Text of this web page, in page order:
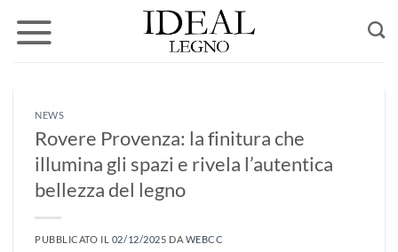
NEWS
Rovere Provenza: la finitura che
illumina gli spazi e rivela l’autentica
bellezza del legno
PUBBLICATO IL 02/12/2025 DA WEBCC